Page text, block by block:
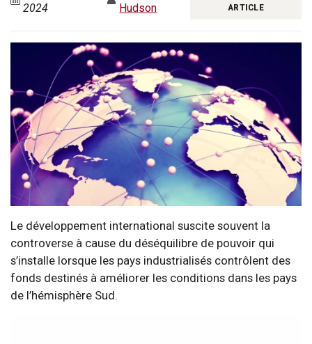
2024
Hudson
ARTICLE
Le développement international suscite souvent la
controverse à cause du déséquilibre de pouvoir qui
s’installe lorsque les pays industrialisés contrôlent des
fonds destinés à améliorer les conditions dans les pays
de l’hémisphère Sud.